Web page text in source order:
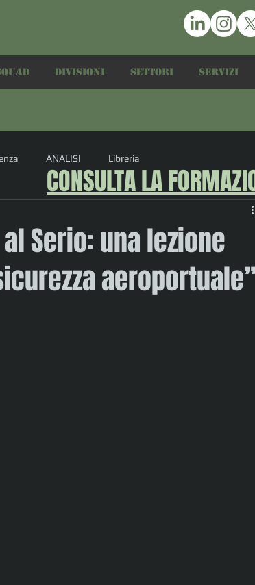
DIVISIONI SETTORI Servizi
ANALISI Libreria
Serio: una lezione
CONSULTA LA